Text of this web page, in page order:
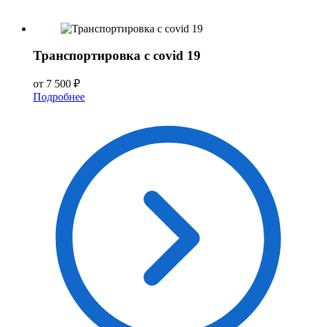
Транспортировка с covid 19
от 7 500 ₽
Подробнее